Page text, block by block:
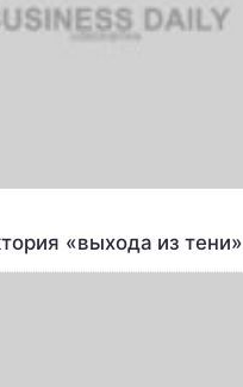
«выхода из тени»